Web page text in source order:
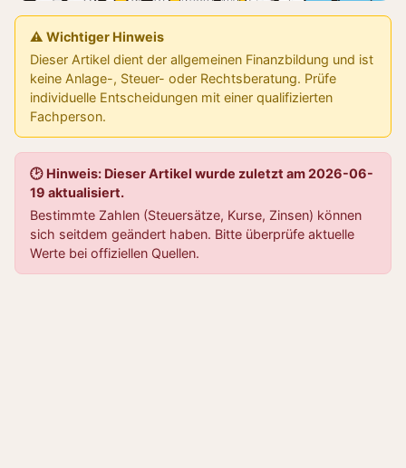
⚠️ Wichtiger Hinweis
Dieser Artikel dient der allgemeinen Finanzbildung und ist
keine Anlage-, Steuer- oder Rechtsberatung. Prüfe
individuelle Entscheidungen mit einer qualifizierten
Fachperson.
🕑 Hinweis: Dieser Artikel wurde zuletzt am 2026-06-
19 aktualisiert.
Bestimmte Zahlen (Steuersätze, Kurse, Zinsen) können
sich seitdem geändert haben. Bitte überprüfe aktuelle
Werte bei offiziellen Quellen.